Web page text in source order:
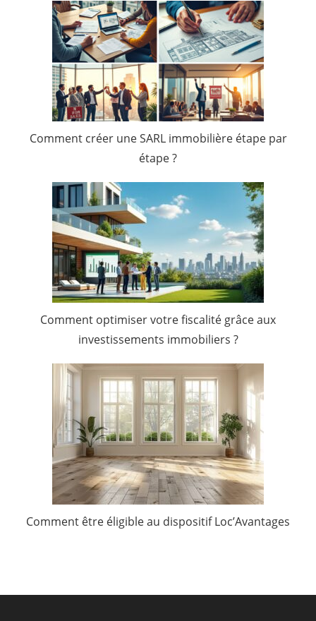
Comment créer une SARL immobilière étape par
étape ?
Comment optimiser votre fiscalité grâce aux
investissements immobiliers ?
Comment être éligible au dispositif Loc’Avantages